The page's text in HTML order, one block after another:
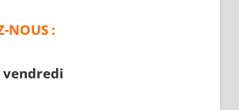
NOUS :
vendredi